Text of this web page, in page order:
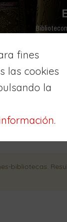
fines
las cookies
la
.
bibliotecas.